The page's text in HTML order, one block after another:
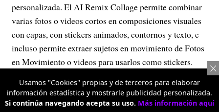
personalizada. El AI Remix Collage permite combinar
varias fotos o videos cortos en composiciones visuales
con capas, con stickers animados, contornos y texto, e
incluso permite extraer sujetos en movimiento de Fotos
en Movimiento o videos para usarlos como stickers.
Usamos "Cookies" propias y de terceros para elaborar
información estadística y mostrarle publicidad personalizada.
Si continúa navegando acepta su uso. Más información aquí